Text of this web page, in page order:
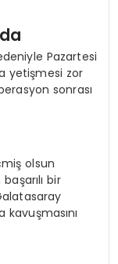
Pazartesi
yetişmesi zor
sonrası
olsun
bir
kavuşmasını